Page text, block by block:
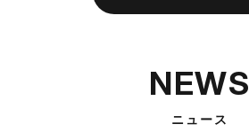
NEWS
ニュース